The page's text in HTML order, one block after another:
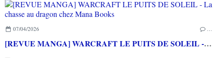
07/04/2026 …
[REVUE MANGA] WARCRAFT LE PUITS DE SOLEIL - La chasse au dragon chez Mana Books